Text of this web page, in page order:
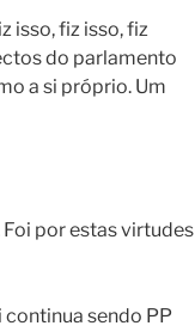
isso, fiz isso, fiz
do parlamento
a si próprio. Um
Foi por estas virtudes
continua sendo PP